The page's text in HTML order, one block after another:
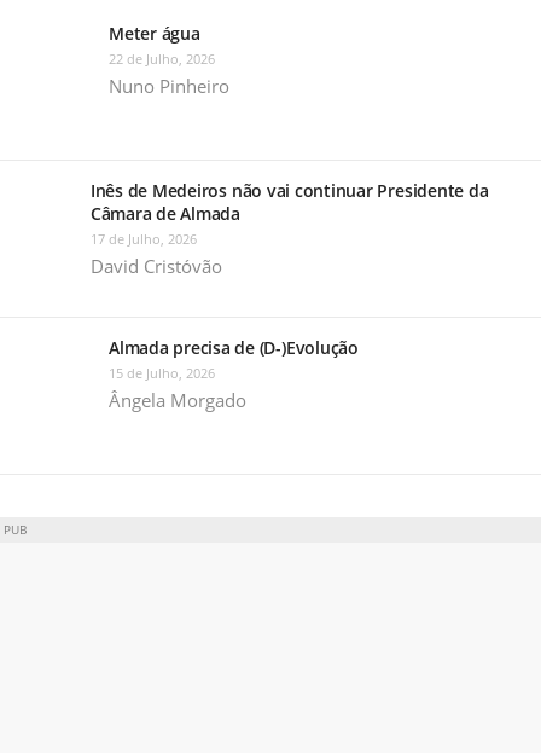
Meter água
22 de Julho, 2026
Nuno Pinheiro
Inês de Medeiros não vai continuar Presidente da
Câmara de Almada
17 de Julho, 2026
David Cristóvão
Almada precisa de (D-)Evolução
15 de Julho, 2026
Ângela Morgado
PUB